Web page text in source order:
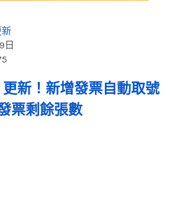
新
日
更新！新增發票自動取號
票剩餘張數